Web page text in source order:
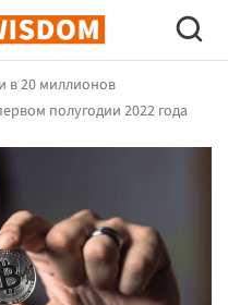
в 20 миллионов
полугодии 2022 года